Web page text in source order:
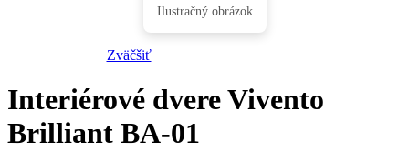
Zväčšiť
Interiérové dvere Vivento
Brilliant BA-01